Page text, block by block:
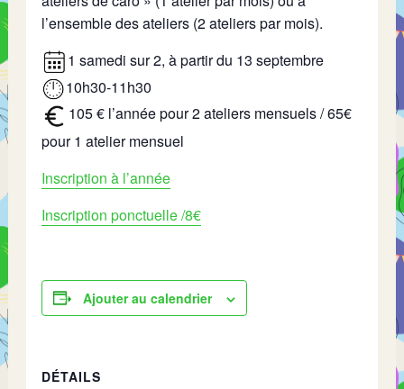
l’ensemble des ateliers (2 ateliers par mois).
1 samedi sur 2, à partir du 13 septembre
10h30-11h30
105 € l’année pour 2 ateliers mensuels / 65€
pour 1 atelier mensuel
Inscription à l’année
Inscription ponctuelle /8€
Ajouter au calendrier
DÉTAILS